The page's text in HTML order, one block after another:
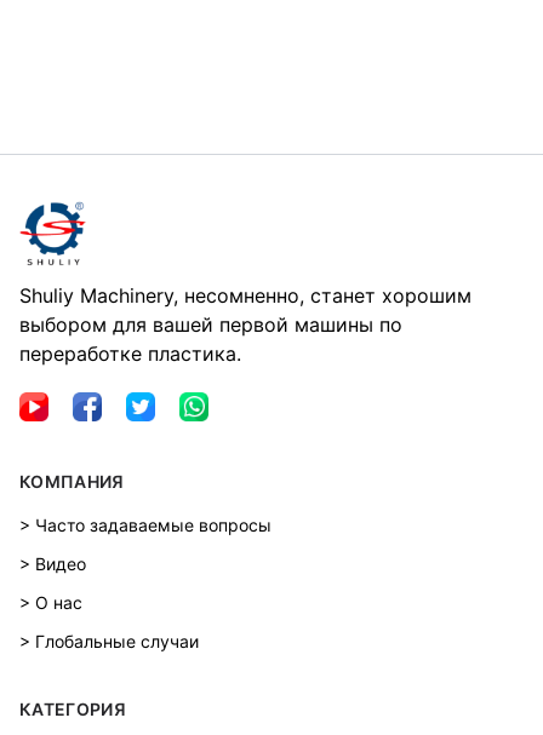
Shuliy Machinery, несомненно, станет хорошим
выбором для вашей первой машины по
переработке пластика.
КОМПАНИЯ
> Часто задаваемые вопросы
> Видео
> О нас
> Глобальные случаи
КАТЕГОРИЯ